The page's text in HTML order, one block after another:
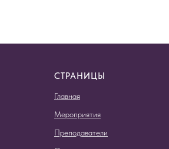
СТРАНИЦЫ
Главная
Мероприятия
Преподаватели